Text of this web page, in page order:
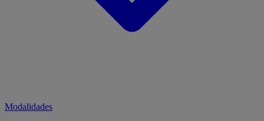
Modalidades